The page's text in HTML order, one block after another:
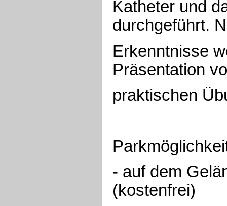
Katheter und
durchgeführt.
Erkenntnisse
Präsentation
praktischen
- auf dem
(kostenfrei)